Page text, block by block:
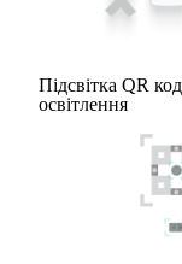
Підсвітка QR
освітлення